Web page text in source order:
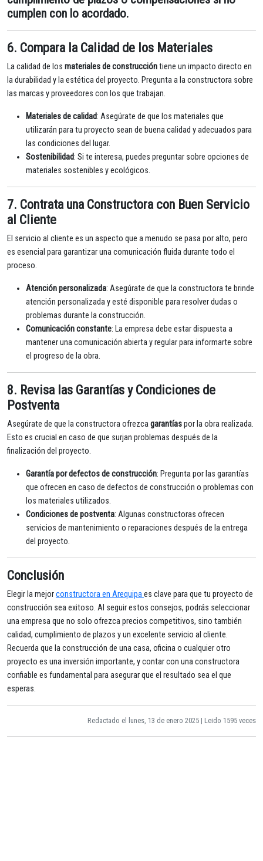
cumplen con lo acordado.
6. Compara la Calidad de los Materiales
La calidad de los materiales de construccióntiene un impacto directo en
la durabilidad y la estética del proyecto. Pregunta a la constructora sobre
las marcas y proveedores con los que trabajan.
Materiales de calidad: Asegúrate de que los materiales que
utilizarán para tu proyecto sean de buena calidad y adecuados para
las condiciones del lugar.
Sostenibilidad: Si te interesa, puedes preguntar sobre opciones de
materiales sostenibles y ecológicos.
7. Contrata una Constructora con Buen Servicio
al Cliente
El servicio al cliente es un aspecto que a menudo se pasa por alto, pero
es esencial para garantizar una comunicación fluida durante todo el
proceso.
Atención personalizada: Asegúrate de que la constructora te brinde
atención personalizada y esté disponible para resolver dudas o
problemas durante la construcción.
Comunicación constante: La empresa debe estar dispuesta a
mantener una comunicación abierta y regular para informarte sobre
el progreso de la obra.
8. Revisa las Garantías y Condiciones de
Postventa
Asegúrate de que la constructora ofrezcagarantíaspor la obra realizada.
Esto es crucial en caso de que surjan problemas después de la
finalización del proyecto.
Garantía por defectos de construcción: Pregunta por las garantías
que ofrecen en caso de defectos de construcción o problemas con
los materiales utilizados.
Condiciones de postventa: Algunas constructoras ofrecen
servicios de mantenimiento o reparaciones después de la entrega
del proyecto.
Conclusión
Elegir la mejorconstructora en Arequipaes clave para que tu proyecto de
construcción sea exitoso. Al seguir estos consejos, podrás seleccionar
una empresa que no solo ofrezca precios competitivos, sino también
calidad, cumplimiento de plazos y un excelente servicio al cliente.
Recuerda que la construcción de una casa, oficina o cualquier otro
proyecto es una inversión importante, y contar con una constructora
confiable es fundamental para asegurar que el resultado sea el que
esperas.
Redactado el lunes, 13 de enero 2025 | Leido 1595 veces